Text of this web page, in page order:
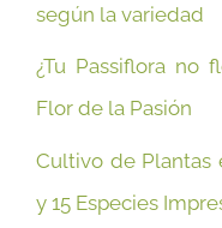
según la variedad
¿Tu Passiflora no
Flor de la Pasión
Cultivo de Plantas
y 15 Especies